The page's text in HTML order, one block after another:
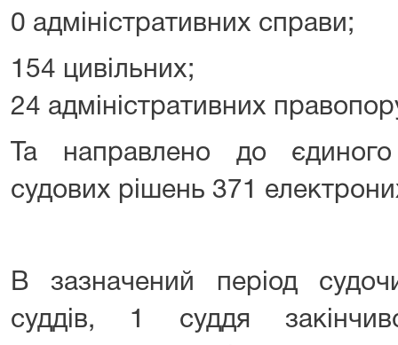
0 адміністративних справи;
154 цивільних;
24 адміністративних
Та направлено до
судових рішень 371
В зазначений період
суддів, 1 суддя